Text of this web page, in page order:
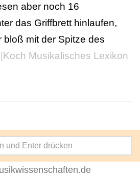
aber noch 16
das Griffbrett hinlaufen,
bloß mit der Spitze des
[Koch Musikalisches Lexikon